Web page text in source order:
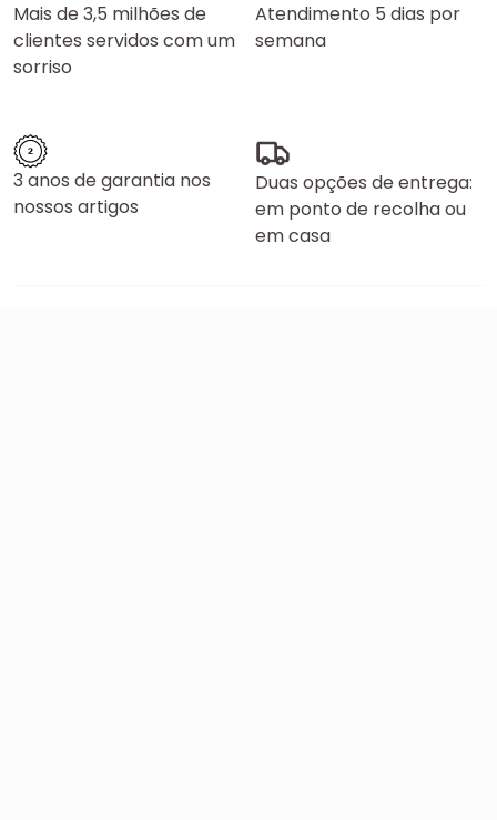
Mais de 3,5 milhões de
clientes servidos com um
sorriso
Atendimento 5 dias por
semana
3 anos de garantia nos
nossos artigos
Duas opções de entrega:
em ponto de recolha ou
em casa